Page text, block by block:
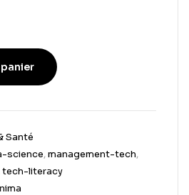
Santé
science,management-tech,
tech-literacy